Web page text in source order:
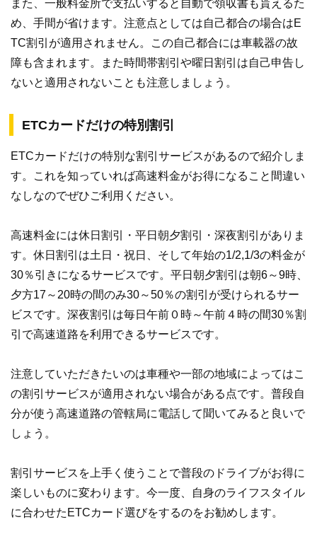
また、一般料金所で支払いすると自動で領収書も貰えるた
め、手間が省けます。注意点としては自己都合の場合はE
TC割引が適用されません。この自己都合には車載器の故
障も含まれます。また時間帯割引や曜日割引は自己申告し
ないと適用されないことも注意しましょう。
ETCカードだけの特別割引
ETCカードだけの特別な割引サービスがあるので紹介しま
す。これを知っていれば高速料金がお得になること間違い
なしなのでぜひご利用ください。
高速料金には休日割引・平日朝夕割引・深夜割引がありま
す。休日割引は土日・祝日、そして年始の1/2,1/3の料金が
30％引きになるサービスです。平日朝夕割引は朝6～9時、
夕方17～20時の間のみ30～50％の割引が受けられるサー
ビスです。深夜割引は毎日午前０時～午前４時の間30％割
引で高速道路を利用できるサービスです。
注意していただきたいのは車種や一部の地域によってはこ
の割引サービスが適用されない場合がある点です。普段自
分が使う高速道路の管轄局に電話して聞いてみると良いで
しょう。
割引サービスを上手く使うことで普段のドライブがお得に
楽しいものに変わります。今一度、自身のライフスタイル
に合わせたETCカード選びをするのをお勧めします。